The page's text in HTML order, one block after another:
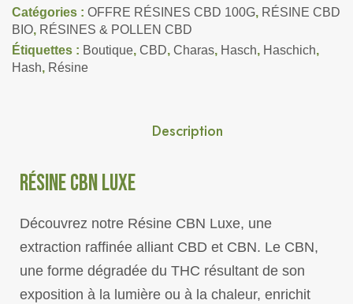
Catégories : OFFRE RÉSINES CBD 100G, RÉSINE CBD
BIO, RÉSINES & POLLEN CBD
Étiquettes : Boutique, CBD, Charas, Hasch, Haschich,
Hash, Résine
Description
RÉSINE CBN LUXE
Découvrez notre Résine CBN Luxe, une
extraction raffinée alliant CBD et CBN. Le CBN,
une forme dégradée du THC résultant de son
exposition à la lumière ou à la chaleur, enrichit